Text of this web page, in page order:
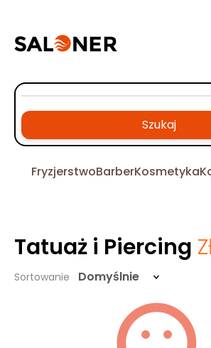
Szukaj
FryzjerstwoBarberKosmetyka
Tatuaż i Piercing
Sortowanie Domyślnie